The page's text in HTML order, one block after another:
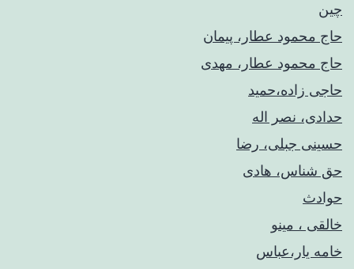
چین
حاج محمود عطار، پیمان
حاج محمود عطار، مهدی
حاجی زاده،حمید
حدادی، نصر اله
حسینی جبلی، رضا
حق شناس، هادی
حوادث
خالقی ، مینو
خامه یار،عباس